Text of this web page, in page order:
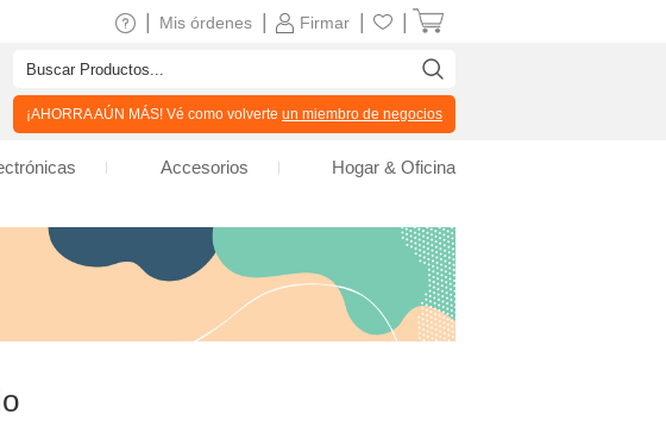
Firmar
Mis órdenes
¡AHORRA AÚN MÁS! Vé como volverte un miembro de negocios
Accesorios Hogar & Oficina